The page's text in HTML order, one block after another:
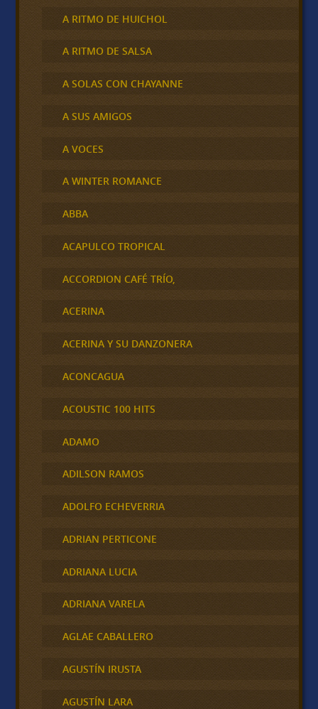
A RITMO DE HUICHOL
A RITMO DE SALSA
A SOLAS CON CHAYANNE
A SUS AMIGOS
A VOCES
A WINTER ROMANCE
ABBA
ACAPULCO TROPICAL
ACCORDION CAFÉ TRÍO,
ACERINA
ACERINA Y SU DANZONERA
ACONCAGUA
ACOUSTIC 100 HITS
ADAMO
ADILSON RAMOS
ADOLFO ECHEVERRIA
ADRIAN PERTICONE
ADRIANA LUCIA
ADRIANA VARELA
AGLAE CABALLERO
AGUSTÍN IRUSTA
AGUSTÍN LARA